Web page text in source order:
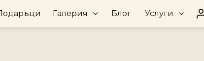
Галерия Блог Услуги